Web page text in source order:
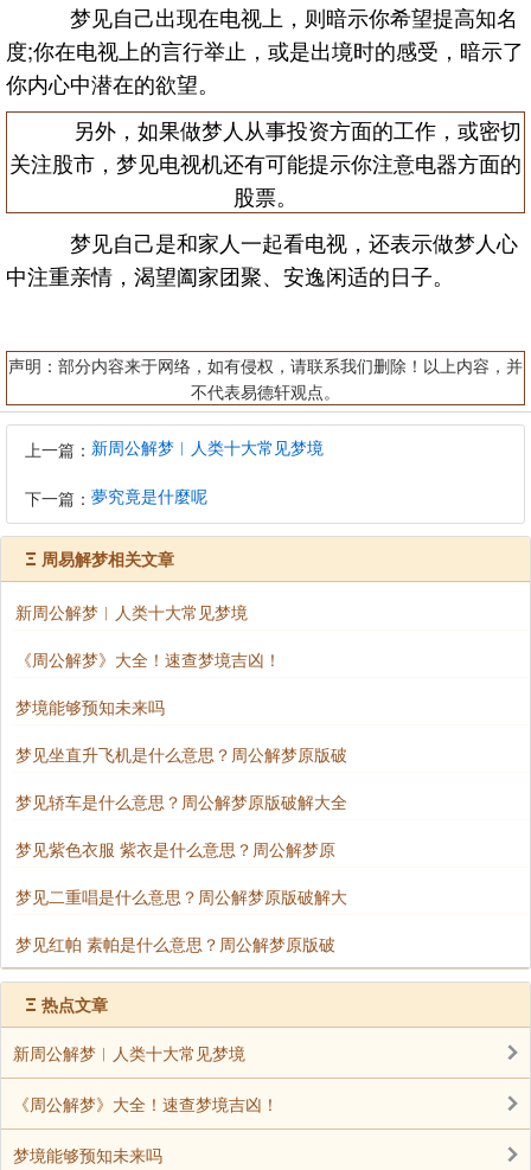
梦见自己出现在电视上，则暗示你希望提高知名
度;你在电视上的言行举止，或是出境时的感受，暗示了
你内心中潜在的欲望。
另外，如果做梦人从事投资方面的工作，或密切
关注股市，梦见电视机还有可能提示你注意电器方面的
股票。
梦见自己是和家人一起看电视，还表示做梦人心
中注重亲情，渴望阖家团聚、安逸闲适的日子。
声明：部分内容来于网络，如有侵权，请联系我们删除！以上内容，并
不代表易德轩观点。
上一篇： 新周公解梦︱人类十大常见梦境
下一篇： 夢究竟是什麼呢
Ξ 周易解梦相关文章
新周公解梦︱人类十大常见梦境
《周公解梦》大全！速查梦境吉凶！
梦境能够预知未来吗
梦见坐直升飞机是什么意思？周公解梦原版破
梦见轿车是什么意思？周公解梦原版破解大全
梦见紫色衣服 紫衣是什么意思？周公解梦原
梦见二重唱是什么意思？周公解梦原版破解大
梦见红帕 素帕是什么意思？周公解梦原版破
Ξ 热点文章
新周公解梦︱人类十大常见梦境
《周公解梦》大全！速查梦境吉凶！
梦境能够预知未来吗